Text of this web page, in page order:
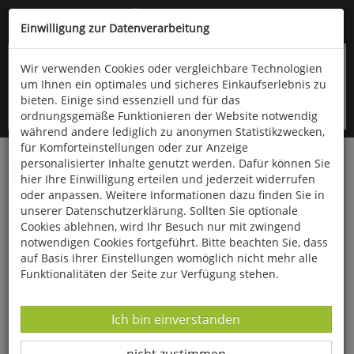
Kompletten Head der Seite überspringen
oder (06766) 9323-960
Startseite Bücher Verschiedene Sachgebiete
Die Freimaurer
Einwilligung zur Datenverarbeitung
Wir verwenden Cookies oder vergleichbare Technologien
um Ihnen ein optimales und sicheres Einkaufserlebnis zu
bieten. Einige sind essenziell und für das
ordnungsgemäße Funktionieren der Website notwendig
während andere lediglich zu anonymen Statistikzwecken,
für Komforteinstellungen oder zur Anzeige
personalisierter Inhalte genutzt werden. Dafür können Sie
hier Ihre Einwilligung erteilen und jederzeit widerrufen
oder anpassen. Weitere Informationen dazu finden Sie in
unserer Datenschutzerklärung. Sollten Sie optionale
Cookies ablehnen, wird Ihr Besuch nur mit zwingend
notwendigen Cookies fortgeführt. Bitte beachten Sie, dass
auf Basis Ihrer Einstellungen womöglich nicht mehr alle
Funktionalitäten der Seite zur Verfügung stehen.
Datenverarbeitung -
Ich bin einverstanden